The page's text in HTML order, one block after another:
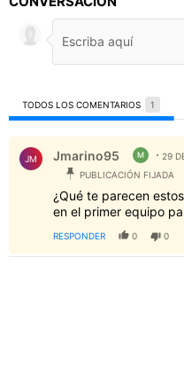
TODOS LOS COMENTARIOS 1
Comentario de
JM Jmarino95 M
29
PUBLICACIÓN FIJADA
¿Qué te parecen
en el primer equipo
RESPONDER 0 0